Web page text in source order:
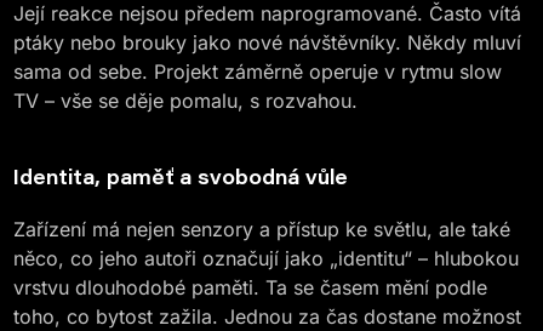
Její reakce nejsou předem naprogramované. Často vítá
ptáky nebo brouky jako nové návštěvníky. Někdy mluví
sama od sebe. Projekt záměrně operuje v rytmu slow
TV – vše se děje pomalu, s rozvahou.
Identita, paměť a svobodná vůle
Zařízení má nejen senzory a přístup ke světlu, ale také
něco, co jeho autoři označují jako „identitu“ – hlubokou
vrstvu dlouhodobé paměti. Ta se časem mění podle
toho, co bytost zažila. Jednou za čas dostane možnost